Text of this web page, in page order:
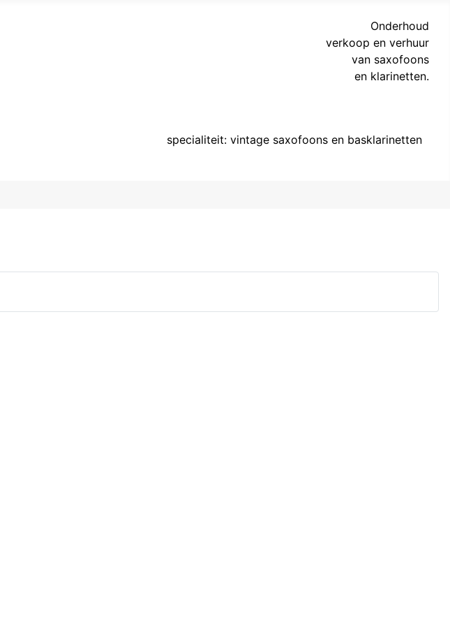
Onderhoud
verkoop en verhuur
van saxofoons
en klarinetten.
specialiteit: vintage saxofoons en basklarinetten